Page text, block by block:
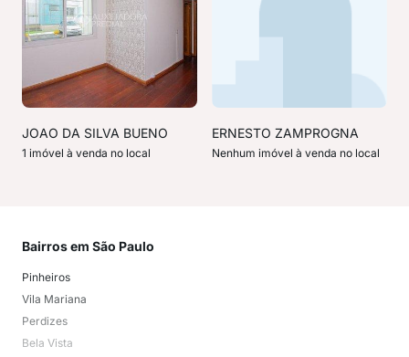
JOAO DA SILVA BUENO
1 imóvel à venda no local
ERNESTO ZAMPROGNA
Nenhum imóvel à venda no local
Bairros em São Paulo
Pinheiros
Vila Mariana
Perdizes
Bela Vista